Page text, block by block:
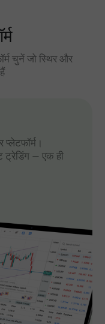
चुनें जो स्थिर और
ट्रेडिंग — एक ही